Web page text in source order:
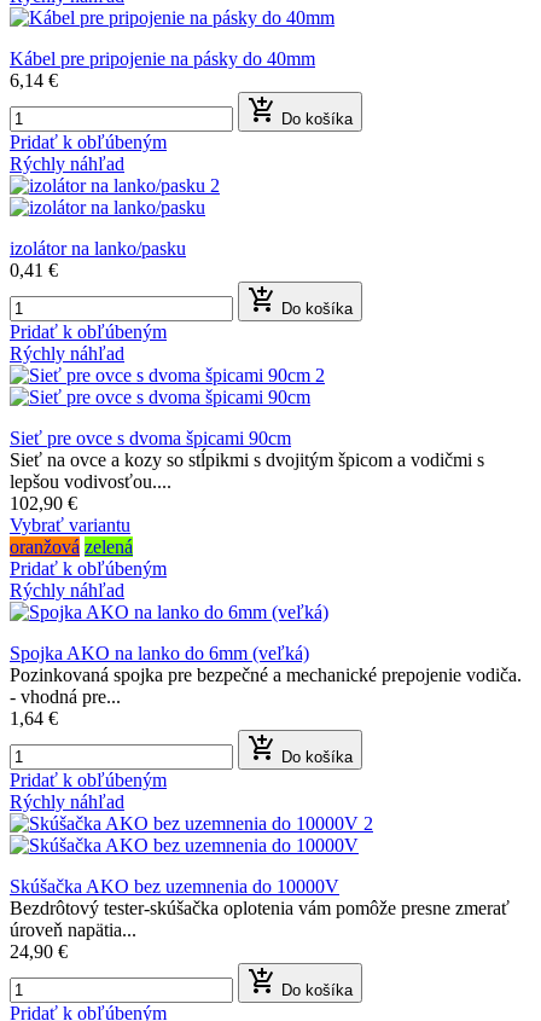
Kábel pre pripojenie na pásky do 40mm
6,14 €
 Do košíka
Pridať k obľúbeným
Rýchly náhľad
izolátor na lanko/pasku
0,41 €
 Do košíka
Pridať k obľúbeným
Rýchly náhľad
Sieť pre ovce s dvoma špicami 90cm
Sieť na ovce a kozy so stĺpikmi s dvojitým špicom a vodičmi s
lepšou vodivosťou....
102,90 €
Vybrať variantu
oranžová zelená
Pridať k obľúbeným
Rýchly náhľad
Spojka AKO na lanko do 6mm (veľká)
Pozinkovaná spojka pre bezpečné a mechanické prepojenie vodiča.
- vhodná pre...
1,64 €
 Do košíka
Pridať k obľúbeným
Rýchly náhľad
Skúšačka AKO bez uzemnenia do 10000V
Bezdrôtový tester-skúšačka oplotenia vám pomôže presne zmerať
úroveň napätia...
24,90 €
 Do košíka
Pridať k obľúbeným